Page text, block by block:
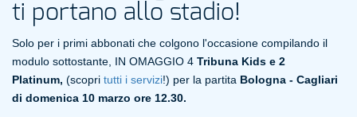
ti portano allo stadio!
Solo per i primi abbonati che colgono l'occasione compilando il
modulo sottostante, IN OMAGGIO 4 Tribuna Kids e 2
Platinum, (scopri tutti i servizi!) per la partita Bologna - Cagliari
di domenica 10 marzo ore 12.30.